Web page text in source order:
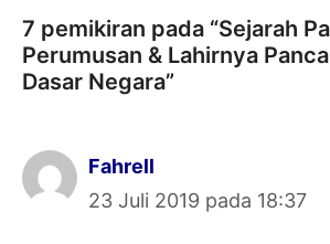
7 pemikiran pada “Sejarah
Perumusan & Lahirnya
Dasar Negara”
Fahrell
23 Juli 2019 pada 18:37